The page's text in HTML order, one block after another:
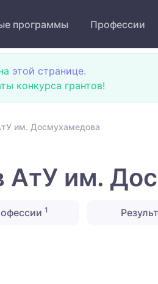
программы Профессии
этой странице.
конкурса грантов!
им. Досмухамедова
АтУ им.
1